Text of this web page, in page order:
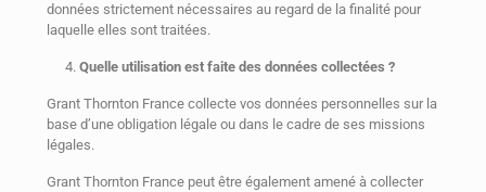
données strictement nécessaires au regard de la finalité pour
laquelle elles sont traitées.
Quelle utilisation est faite des données collectées ?
Grant Thornton France collecte vos données personnelles sur la
base d’une obligation légale ou dans le cadre de ses missions
légales.
Grant Thornton France peut être également amené à collecter